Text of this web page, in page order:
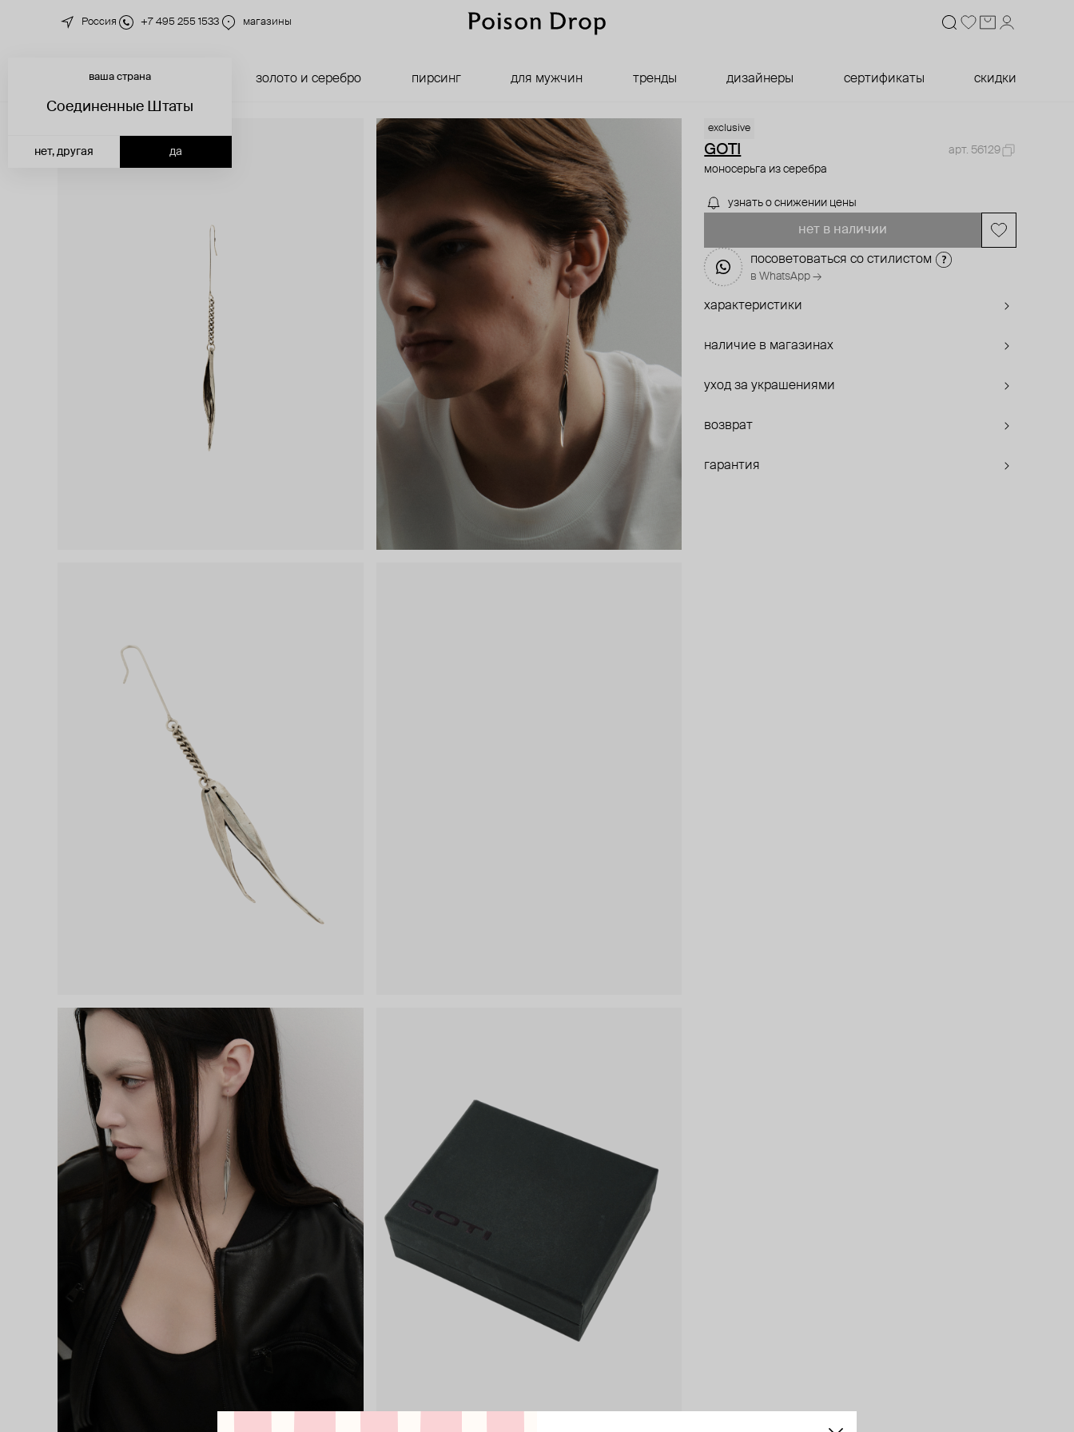
Россия +7 495 255 1533 магазины
новинки золото и серебро пирсинг для мужчин тренды дизайнеры сертификаты скидки
ваша страна
Соединенные Штаты
да
нет, другая
exclusive
GOTI
арт. 56129
моносерьга из серебра
узнать о снижении цены
нет в наличии
посоветоваться со стилистом
в WhatsApp →
характеристики
наличие в магазинах
уход за украшениями
возврат
гарантия